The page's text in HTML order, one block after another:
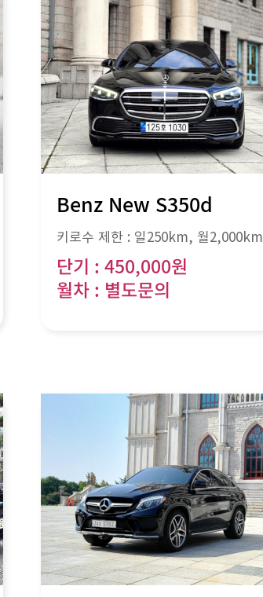
Benz New S350d
키로수 제한 : 일250km, 월2,000km
단기 : 450,000원
월차 : 별도문의